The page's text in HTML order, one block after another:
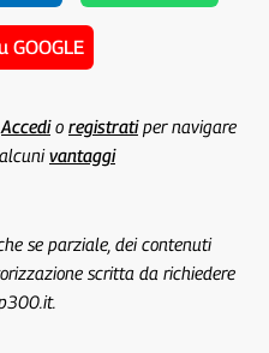
GOOGLE
Accedio registratiper navigare
vantaggi
se parziale, dei contenuti
scritta da richiedere